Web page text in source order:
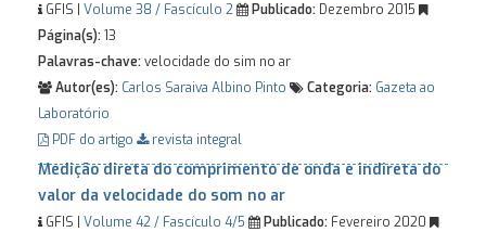
GFIS | Volume 38 / Fascículo 2 Publicado: Dezembro 2015
Página(s):13
Palavras-chave:velocidade do sim no ar
Autor(es): Carlos Saraiva Albino Pinto Categoria: Gazeta ao
Laboratório
PDF do artigo
revista integral
Medição direta do comprimento de onda e indireta do
valor da velocidade do som no ar
GFIS | Volume 42 / Fascículo 4/5 Publicado: Fevereiro 2020